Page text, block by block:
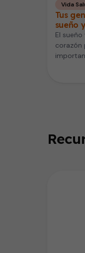
Vida
Tus
sueño
El
corazón